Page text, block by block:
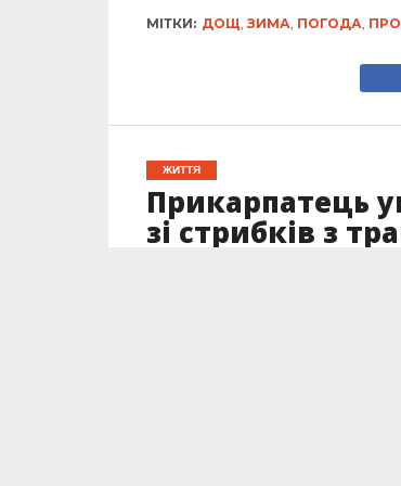
МІТКИ: ДОЩ ЗИМА ПОГОДА
ЖИТТЯ
Прикарпатець
зі стрибків з